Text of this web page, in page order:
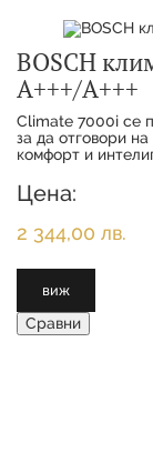
BOSCH
А+++/А+++
Climate 7000i се
за да отговори
комфорт и
Цена:
2 344,00 лв.
виж
Сравни